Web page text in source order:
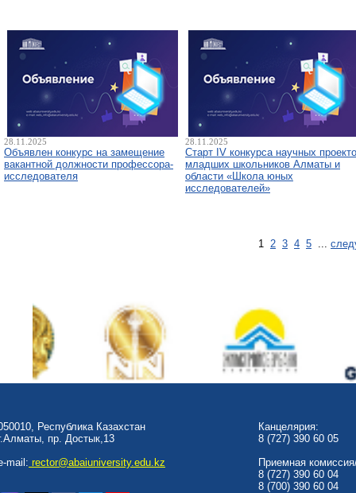
28.11.2025
Объявлен конкурс на замещение
вакантной должности профессора-
исследователя
28.11.2025
Старт IV конкурса научных
младших школьников Алматы и
области «Школа юных
исследователей»
1 2 3 4 5 ...
Республика Казахстан
пр. Достык,13
mail: rector@abaiuniversity.edu.kz
Канцелярия:
8 (727) 390 60 05
Приемная
8 (727) 390 60 04
8 (700) 390 60 04